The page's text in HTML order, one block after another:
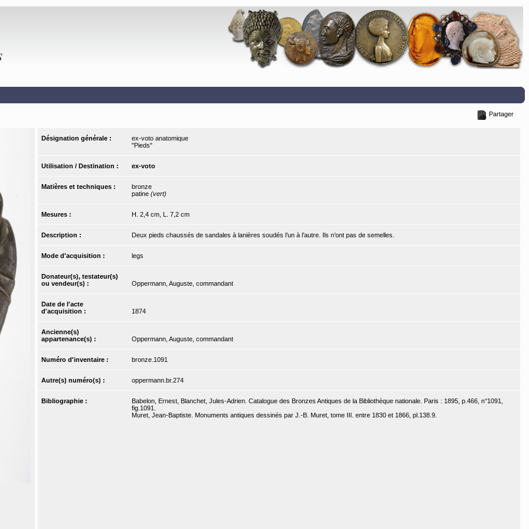
Partager
Désignation générale :
ex-voto anatomique
"Pieds"
Utilisation / Destination : ex-voto
Matières et techniques :
bronze
patine (vert)
Mesures : H. 2,4 cm, L. 7,2 cm
Description : Deux pieds chaussés de sandales à lanières soudés l’un à l’autre. Ils n’ont pas de semelles.
Mode d'acquisition : legs
Donateur(s), testateur(s)
ou vendeur(s) :
Oppermann, Auguste, commandant
Date de l'acte
d'acquisition :
1874
Ancienne(s)
appartenance(s) :
Oppermann, Auguste, commandant
Numéro d'inventaire : bronze.1091
Autre(s) numéro(s) : oppermann.br.274
Bibliographie :
Babelon, Ernest, Blanchet, Jules-Adrien. Catalogue des Bronzes Antiques de la Bibliothèque nationale. Paris : 1895, p.466, n°1091,
fig.1091.
Muret, Jean-Baptiste. Monuments antiques dessinés par J.-B. Muret, tome III. entre 1830 et 1866, pl.138.9.